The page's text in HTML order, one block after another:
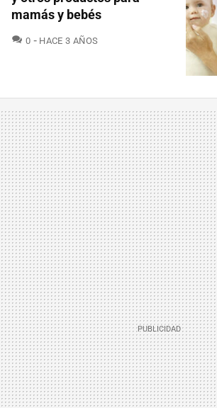
mamás y bebés
0 COMENTARIOS
HACE 3 AÑOS